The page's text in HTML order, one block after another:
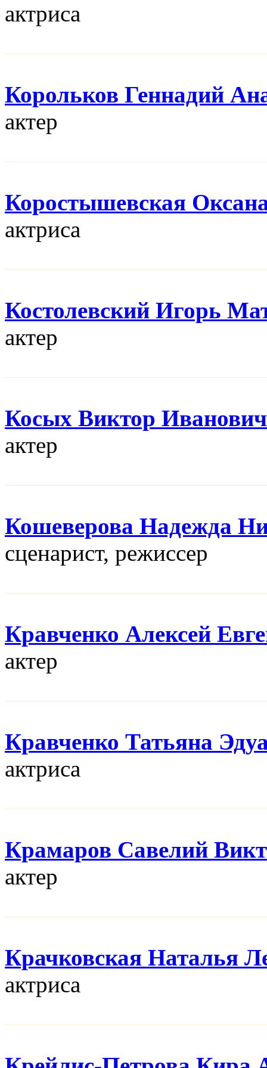
актриса
Корольков Геннадий
актер
Коростышевская
актриса
Костолевский Игорь
актер
Косых Виктор Иванович
актер
Кошеверова Надежда
сценарист, режисcер
Кравченко Алексей
актер
Кравченко Татьяна
актриса
Крамаров Савелий
актер
Крачковская Наталья
актриса